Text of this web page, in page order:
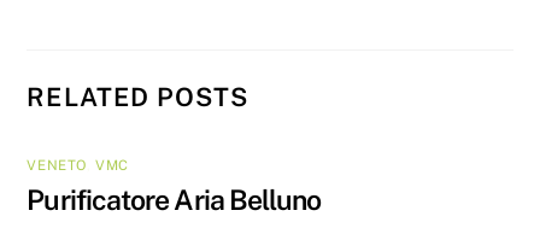
RELATED POSTS
VENETO ,VMC
Purificatore Aria Belluno